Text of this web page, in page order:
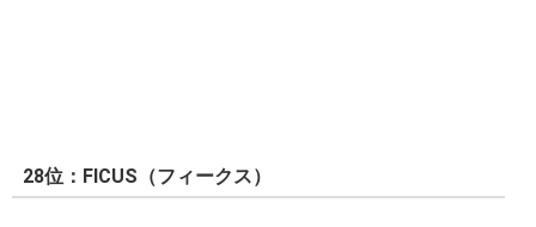
28位：FICUS（フィークス）